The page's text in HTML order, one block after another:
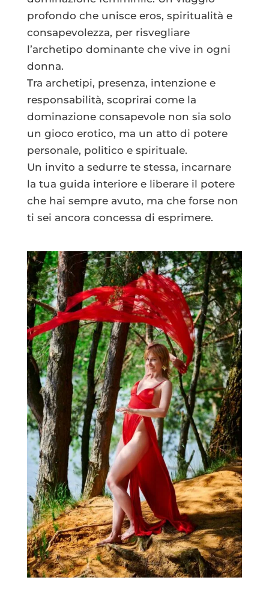
profondo che unisce eros, spiritualità e
consapevolezza, per risvegliare
l’archetipo dominante che vive in ogni
donna.
Tra archetipi, presenza, intenzione e
responsabilità, scoprirai come la
dominazione consapevole non sia solo
un gioco erotico, ma un atto di potere
personale, politico e spirituale.
Un invito a sedurre te stessa, incarnare
la tua guida interiore e liberare il potere
che hai sempre avuto, ma che forse non
ti sei ancora concessa di esprimere.